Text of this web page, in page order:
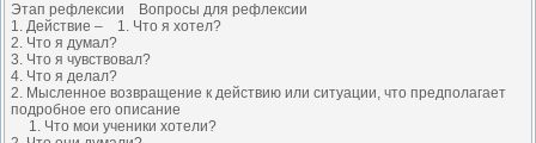
Этап рефлексии Вопросы для рефлексии
1. Действие – 1. Что я хотел?
2. Что я думал?
3. Что я чувствовал?
4. Что я делал?
2. Мысленное возвращение к действию или ситуации, что предполагает
подробное его описание
1. Что мои ученики хотели?